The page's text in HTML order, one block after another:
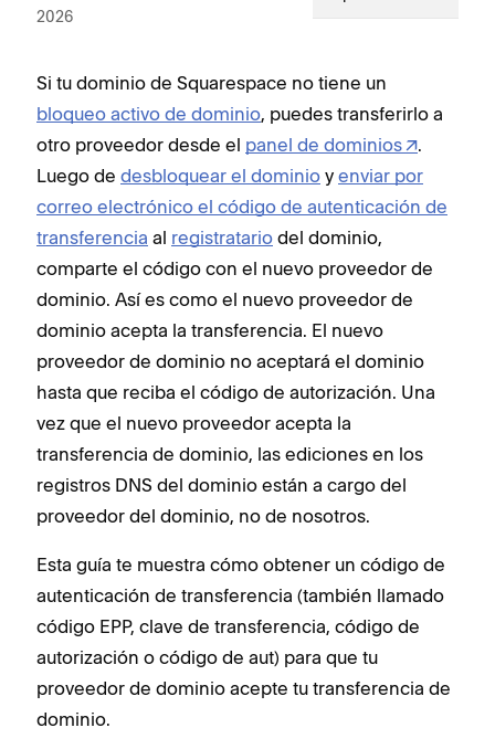
2026
Si tu dominio de Squarespace no tiene un
bloqueo activo de dominio, puedes transferirlo a
otro proveedor desde el panel de dominios
.
Luego de desbloquear el dominio y enviar por
correo electrónico el código de autenticación de
transferencia al registratario del dominio,
comparte el código con el nuevo proveedor de
dominio. Así es como el nuevo proveedor de
dominio acepta la transferencia. El nuevo
proveedor de dominio no aceptará el dominio
hasta que reciba el código de autorización. Una
vez que el nuevo proveedor acepta la
transferencia de dominio, las ediciones en los
registros DNS del dominio están a cargo del
proveedor del dominio, no de nosotros.
Esta guía te muestra cómo obtener un código de
autenticación de transferencia (también llamado
código EPP, clave de transferencia, código de
autorización o código de aut) para que tu
proveedor de dominio acepte tu transferencia de
dominio.